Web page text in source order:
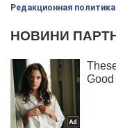
Редакционная политика